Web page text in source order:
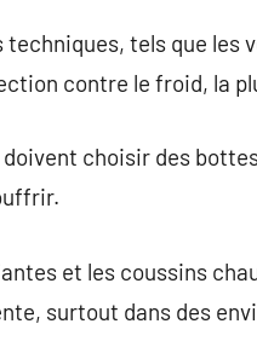
tels que les
contre le froid, la
choisir des
et les coussins
surtout dans des